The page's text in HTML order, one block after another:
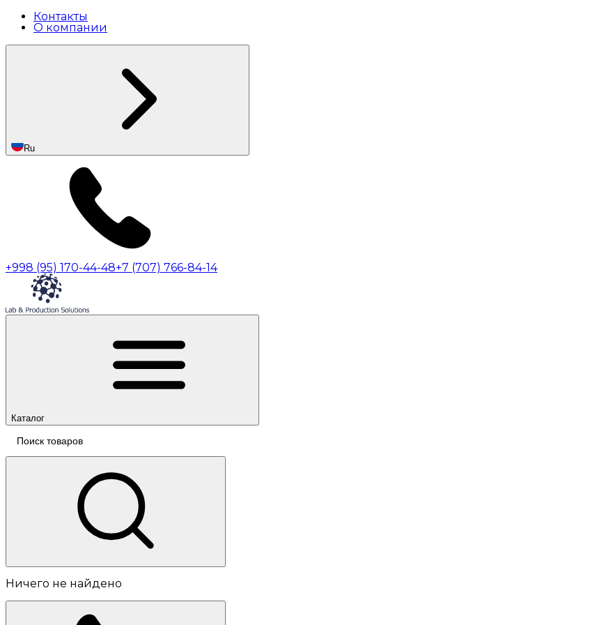
Контакты
О компании
Ru
+998 (95) 170-44-48+7 (707) 766-84-14
Каталог
Ничего не найдено